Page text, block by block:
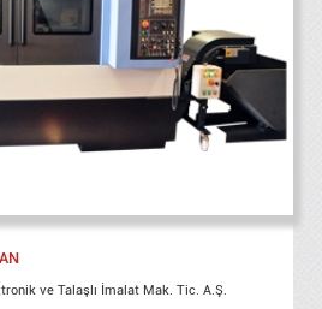
ve Talaşlı İmalat Mak. Tic. A.Ş.